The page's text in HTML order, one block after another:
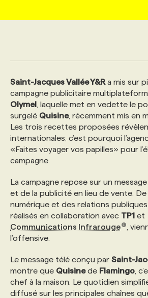
AFFAIRES DE L'INDUSTRIE
INITIATIVES NUMÉRIQUES
PRIX ET DISTINCTIONS
TENDANCES
WEB & MÉDIAS SOCIAUX
MARKETING DURABLE
GEO/SEO
ÉVÉNEMENTIEL
NOS AUTEUR‧RICES
INFOLETTRE PUBLICITÉ
ANNONCEZ AVEC NOUS
CONSULTER LA CVTHÈQUE
PROFIL ENTREPRISE
FAQ
ANNONCEZ AVEC NOUS
VOIR LES OFFRES
PROFIL CANDIDAT
FAQ
ANNONCEZ AVEC NOUS
NOS FORMATIONS EN LIGNE
NOS PARCOURS DE
FORMATIONS
NOS FORMATEUR‧RICES
POURQUOI CHOISIR NOS
NOS TARIFS
FAQ
CHASSE DE TÊTE
SERVICE DE CHASSE DE TÊTE
NOS TARIFS
NOS EXPERTISES
FAQ
ANNONCEZ AVEC NOUS
Saint-Jacques Vallée Y&R a mis sur
campagne publicitaire
Olymel , laquelle met en vedette le
surgelé Quisine, récemment mis en
Les trois recettes proposées
internationales; c’est pourquoi
«Faites voyager vos papilles» pour
campagne.
La campagne repose sur un
et de la publicité en lieu de vente.
numérique et des relations
réalisés en collaboration avec TP1 et
Communications Infrarouge
,
l’offensive.
Le message télé conçu par Saint-
montre que Quisinede Flamingo ,
chef à la maison. Le quotidien
diffusé sur les principales chaînes